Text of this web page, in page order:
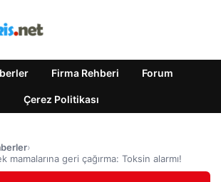
Firma Rehberi Forum
Çerez Politikası
›
mamalarına geri çağırma: Toksin alarmı!